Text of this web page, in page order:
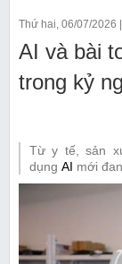
Thứ hai, 06/07/2026
AI và bài
trong kỷ
Từ y tế, sản
dụng AI mới